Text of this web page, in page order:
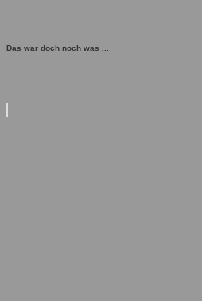
Das war doch noch was ...